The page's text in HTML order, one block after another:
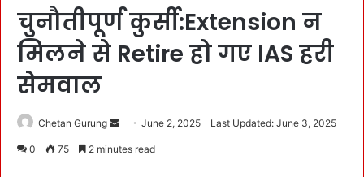
चुनौतीपूर्ण कुर्सी:Extension न
मिलने से Retire हो गए IAS हरी
सेमवाल
Chetan Gurung June 2, 2025 Last Updated: June 3, 2025
0 75 2 minutes read